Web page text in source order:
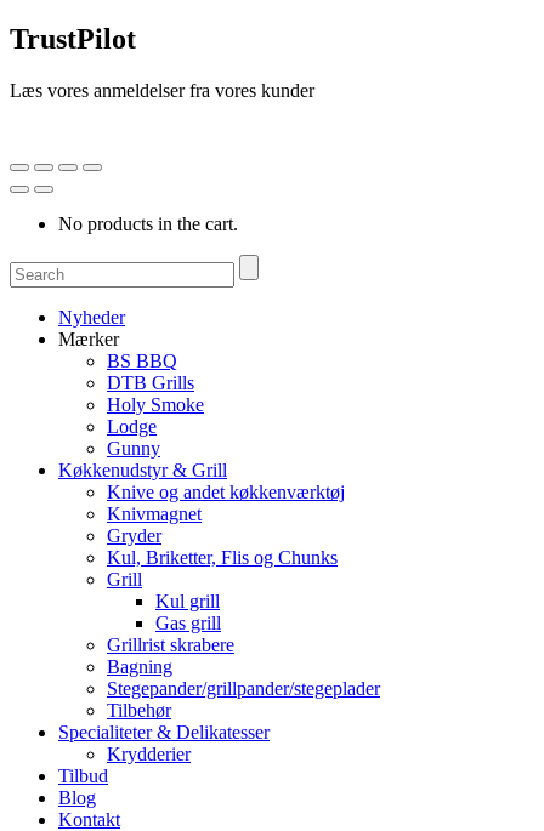
TrustPilot
Læs vores anmeldelser fra vores kunder
No products in the cart.
Nyheder
Mærker
BS BBQ
DTB Grills
Holy Smoke
Lodge
Gunny
Køkkenudstyr & Grill
Knive og andet køkkenværktøj
Knivmagnet
Gryder
Kul, Briketter, Flis og Chunks
Grill
Kul grill
Gas grill
Grillrist skrabere
Bagning
Stegepander/grillpander/stegeplader
Tilbehør
Specialiteter & Delikatesser
Krydderier
Tilbud
Blog
Kontakt